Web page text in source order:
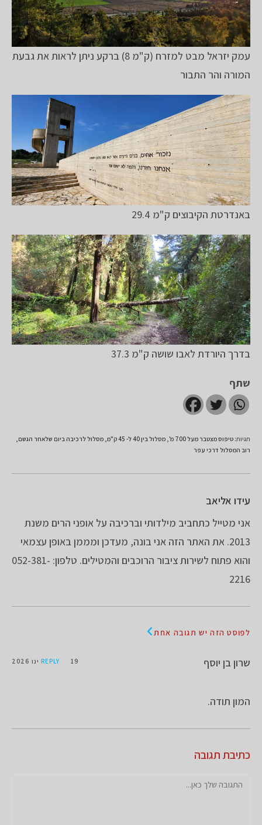
עמק יזראל מבט למזרח (ק"מ 8) ברקע ניתן לראות את גבעת
המורה והר התבור
באנדרטת הקיבוצים ק"מ 29.4
בדרך היורדת לאבו שושה ק"מ 37.3
שתף
תגיות: טיפוס מצטבר מעל 700 מ' , מסלול בין 40 ל- 45 ק"מ , מסלול לרכיבה ביום שלאחר הגשם,
רוב המסלול דרכי עפר
עידו אליאב
אני מטייל כתחביב מילדותי וברכיבה על אופני הרים משנת
2013. את האתר הזה אני בונה, מעדכן ומממן באופן עצמאי
והוא פתוח לשירות ציבור הרוכבים והמטילים. טלפון: 052-381-
2216
לפוסט הזה יש תגובה אחת
שרון בן יוסף REPLY 19 ינו 2026
המון תודה.
כתיבת תגובה
להגיב